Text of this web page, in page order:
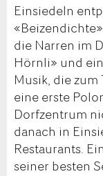
Einsiedeln
die Narren im
Hörnli» und
Musik, die
eine erste
Dorfzentrum
danach in
Restaurants.
seiner besten